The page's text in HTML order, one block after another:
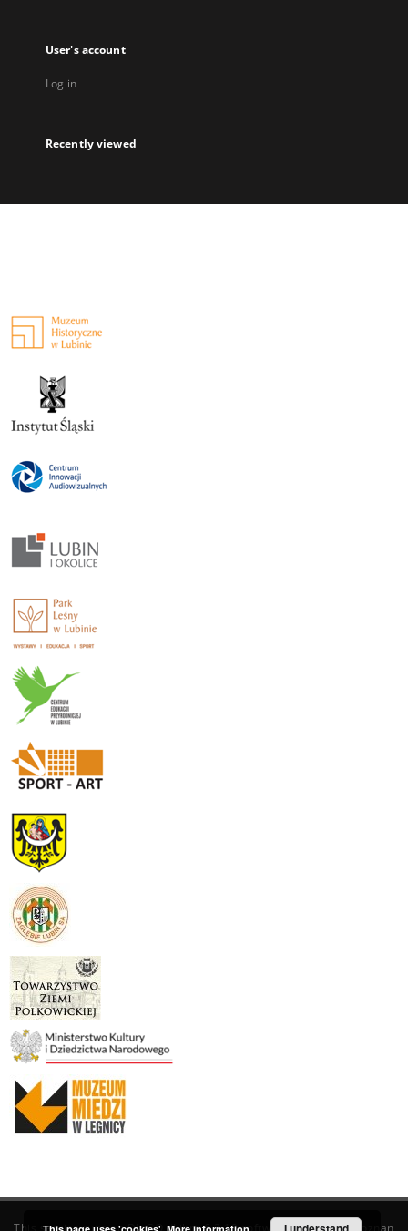
User's account
Log in
Recently viewed
This service runs onDInGO dLibra 6.3.19software created by Poznan